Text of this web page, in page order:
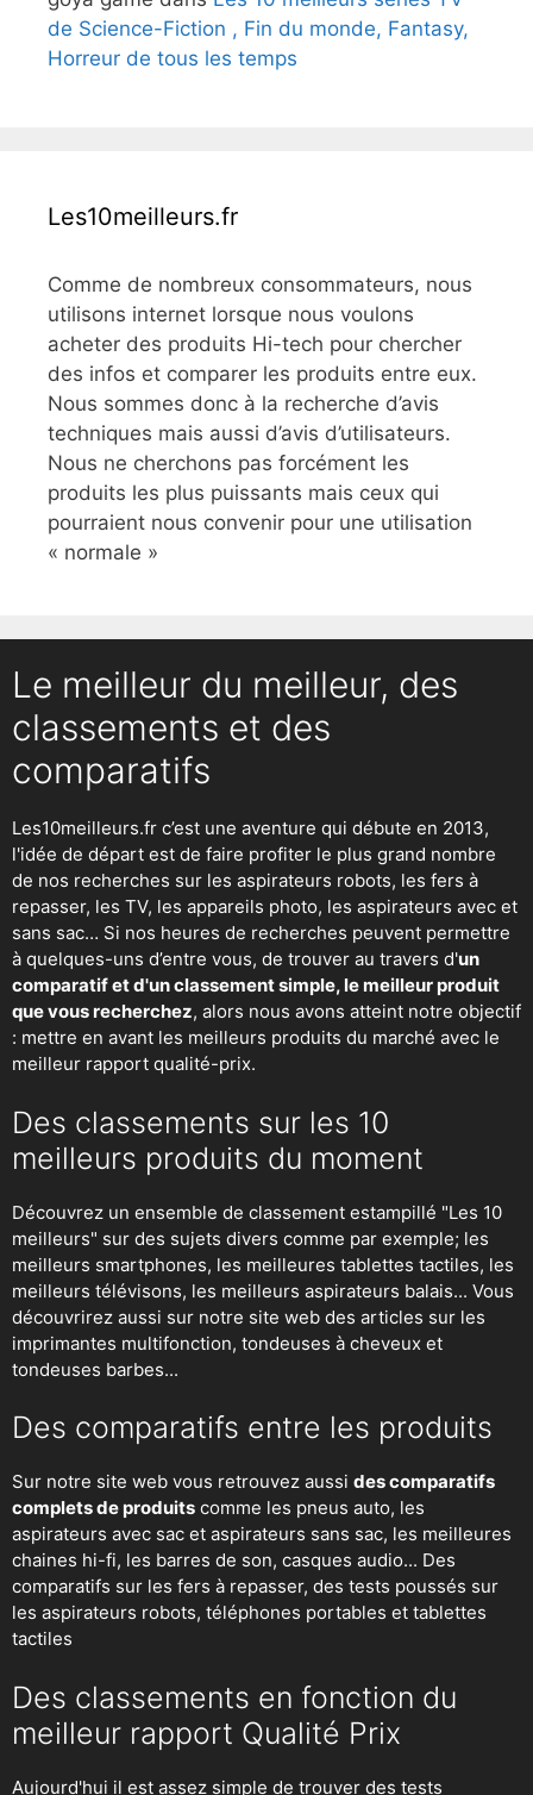
de Science-Fiction , Fin du monde, Fantasy,
Horreur de tous les temps
Les10meilleurs.fr
Comme de nombreux consommateurs, nous
utilisons internet lorsque nous voulons
acheter des produits Hi-tech pour chercher
des infos et comparer les produits entre eux.
Nous sommes donc à la recherche d’avis
techniques mais aussi d’avis d’utilisateurs.
Nous ne cherchons pas forcément les
produits les plus puissants mais ceux qui
pourraient nous convenir pour une utilisation
« normale »
Le meilleur du meilleur, des
classements et des
comparatifs
Les10meilleurs.fr c’est une aventure qui débute en 2013,
l'idée de départ est de faire profiter le plus grand nombre
de nos recherches sur les aspirateurs robots, les fers à
repasser, les TV, les appareils photo, les aspirateurs avec et
sans sac… Si nos heures de recherches peuvent permettre
à quelques-uns d’entre vous, de trouver au travers d'un
comparatif et d'un classement simple, le meilleur produit
que vous recherchez, alors nous avons atteint notre objectif
: mettre en avant les meilleurs produits du marché avec le
meilleur rapport qualité-prix.
Des classements sur les 10
meilleurs produits du moment
Découvrez un ensemble de classement estampillé "Les 10
meilleurs" sur des sujets divers comme par exemple; les
meilleurs smartphones, les meilleures tablettes tactiles, les
meilleurs télévisons, les meilleurs aspirateurs balais... Vous
découvrirez aussi sur notre site web des articles sur les
imprimantes multifonction, tondeuses à cheveux et
tondeuses barbes...
Des comparatifs entre les produits
Sur notre site web vous retrouvez aussi des comparatifs
complets de produits comme les pneus auto, les
aspirateurs avec sac et aspirateurs sans sac, les meilleures
chaines hi-fi, les barres de son, casques audio... Des
comparatifs sur les fers à repasser, des tests poussés sur
les aspirateurs robots, téléphones portables et tablettes
tactiles
Des classements en fonction du
meilleur rapport Qualité Prix
Aujourd'hui il est assez simple de trouver des tests